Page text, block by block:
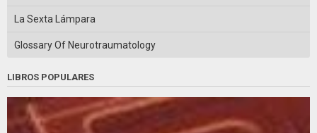
La Sexta Lámpara
Glossary Of Neurotraumatology
LIBROS POPULARES